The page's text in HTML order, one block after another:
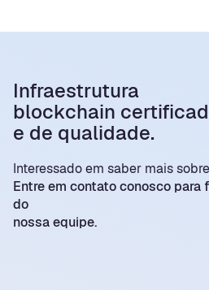
Infraestrutura
blockchain
e de qualidade.
Interessado em saber mais
Entre em contato conosco para
do
nossa equipe.